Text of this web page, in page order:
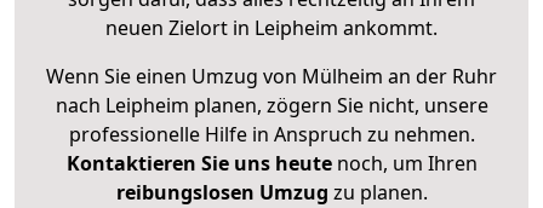
neuen Zielort in Leipheim ankommt.
Wenn Sie einen Umzug von Mülheim an der Ruhr
nach Leipheim planen, zögern Sie nicht, unsere
professionelle Hilfe in Anspruch zu nehmen.
Kontaktieren Sie uns heutenoch, um Ihren
reibungslosen Umzug zu planen.